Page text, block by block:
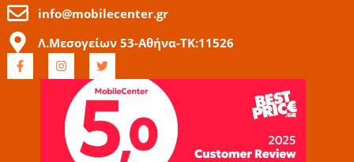
info@mobilecenter.gr
Λ.Μεσογείων 53-Αθήνα-ΤΚ:11526
F
a
c
I
n
s
g
r
a
m
T
w
t
t
e
r